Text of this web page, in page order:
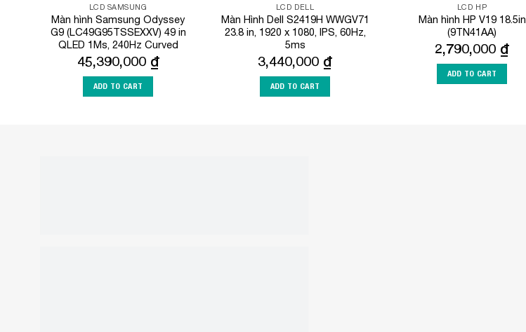
LCD SAMSUNG
Màn hình Samsung Odyssey
G9 (LC49G95TSSEXXV) 49 in
QLED 1Ms, 240Hz Curved
45,390,000 ₫
ADD TO CART
LCD DELL
Màn Hình Dell S2419H WWGV71
23.8 in, 1920 x 1080, IPS, 60Hz,
5ms
3,440,000 ₫
ADD TO CART
LCD HP
Màn hình HP V19 18.5in
(9TN41AA)
2,790,000 ₫
ADD TO CART